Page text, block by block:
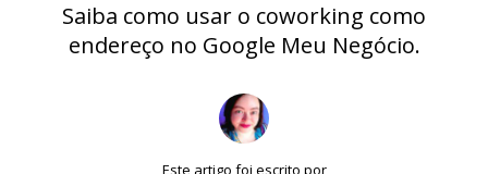
Saiba como usar o coworking como
endereço no Google Meu Negócio.
Este artigo foi escrito por